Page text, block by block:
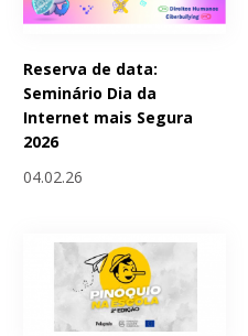
Reserva de data:
Seminário Dia da
Internet mais Segura
2026
04.02.26